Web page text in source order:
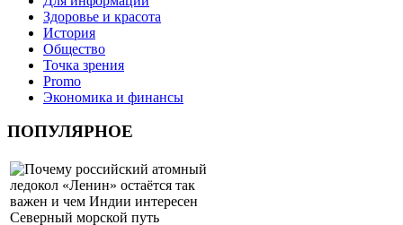
Здоровье и красота
История
Общество
Точка зрения
Promo
Экономика и финансы
ПОПУЛЯРНОЕ